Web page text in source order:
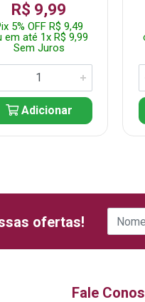
R$ 9,99
5% OFF R$ 9,49
em até 1x R$ 9,99
Sem Juros
Adicionar
ofertas!
Fale